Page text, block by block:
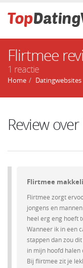
Flirtmee
1 reactie
Home Datingwebsites
Review over
Flirtmee
Flirtmee zorgt
jongens en
heel erg eng hoeft
Wanneer ik in een
stappen dan zou
in mijn hoofd halen
Bij flirtmee zit je